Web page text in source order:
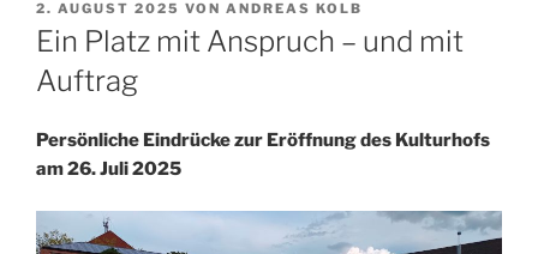
VERÖFFENTLICHT
AM
2. AUGUST 2025 VON ANDREAS KOLB
Ein Platz mit Anspruch – und mit
Auftrag
Persönliche Eindrücke zur Eröffnung des Kulturhofs
am 26. Juli 2025